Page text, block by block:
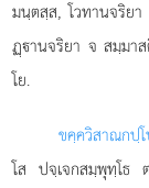
มนฺตสฺส, โวทานจริย
ฏฺานจริยา จ สมฺมา
โย.
ขคฺควิสาณกปฺ
โส ปจฺเจกสมฺพุทฺโ